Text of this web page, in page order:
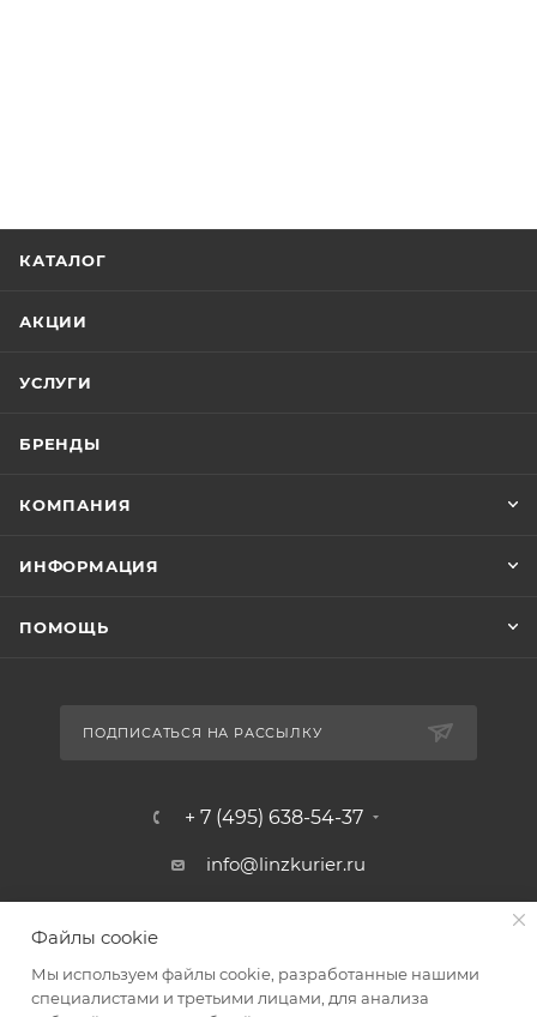
КАТАЛОГ
АКЦИИ
УСЛУГИ
БРЕНДЫ
КОМПАНИЯ
ИНФОРМАЦИЯ
ПОМОЩЬ
ПОДПИСАТЬСЯ НА РАССЫЛКУ
+ 7 (495) 638-54-37
info@linzkurier.ru
Файлы cookie
Мы используем файлы cookie, разработанные нашими
специалистами и третьими лицами, для анализа